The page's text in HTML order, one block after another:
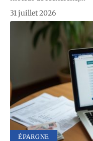
31 juillet 2026
ÉPARGNE